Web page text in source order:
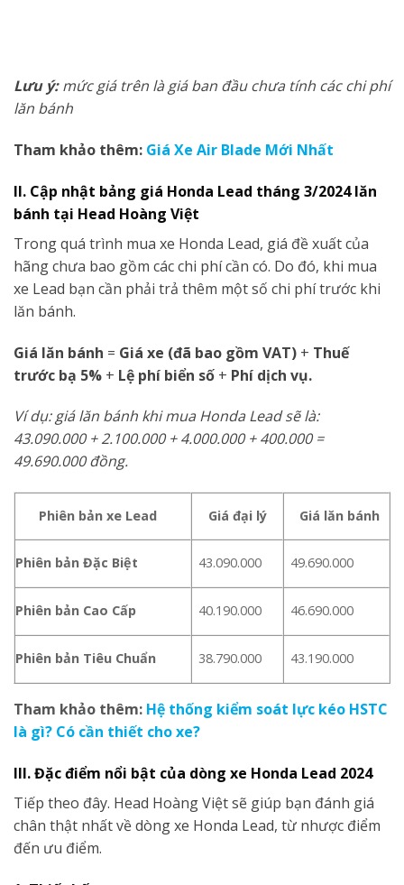
Lưu ý:mức giá trên là giá ban đầu chưa tính các chi phí
lăn bánh
Tham khảo thêm: Giá Xe Air Blade Mới Nhất
II. Cập nhật bảng giá Honda Lead tháng 3/2024 lăn
bánh tại Head Hoàng Việt
Trong quá trình mua xe Honda Lead, giá đề xuất của
hãng chưa bao gồm các chi phí cần có. Do đó, khi mua
xe Lead bạn cần phải trả thêm một số chi phí trước khi
lăn bánh.
Giá lăn bánh = Giá xe (đã bao gồm VAT) + Thuế
trước bạ 5% + Lệ phí biển số + Phí dịch vụ.
Ví dụ: giá lăn bánh khi mua Honda Lead sẽ là:
43.090.000 + 2.100.000 + 4.000.000 + 400.000 =
49.690.000đồng.
Phiên bản xe Lead Giá đại lý Giá lăn bánh
Phiên bản Đặc Biệt 43.090.000 49.690.000
Phiên bản Cao Cấp 40.190.000 46.690.000
Phiên bản Tiêu Chuẩn 38.790.000 43.190.000
Tham khảo thêm: Hệ thống kiểm soát lực kéo HSTC
là gì? Có cần thiết cho xe?
III. Đặc điểm nổi bật của dòng xe Honda Lead 2024
Tiếp theo đây. Head Hoàng Việt sẽ giúp bạn đánh giá
chân thật nhất về dòng xe Honda Lead, từ nhược điểm
đến ưu điểm.